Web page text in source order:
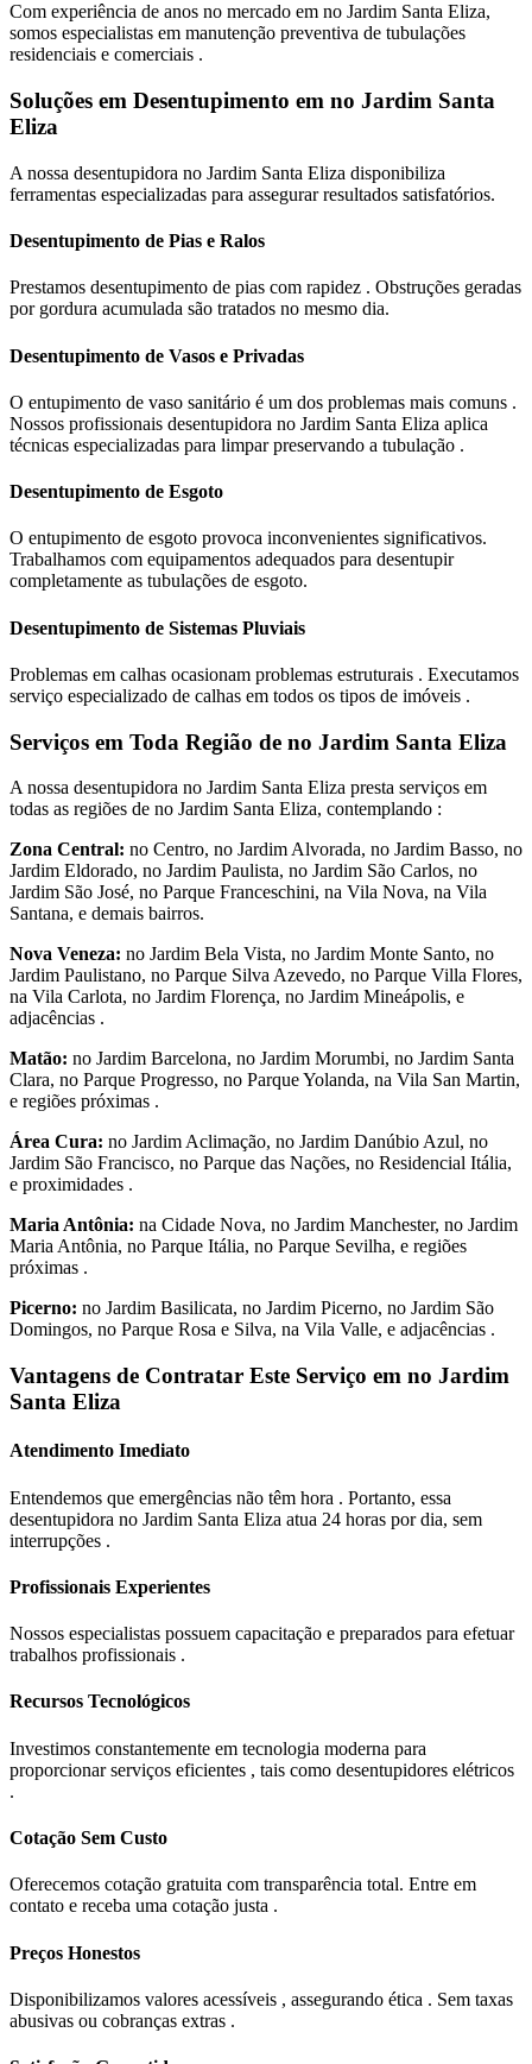
Com experiência de anos no mercado em no Jardim Santa Eliza,
somos especialistas em manutenção preventiva de tubulações
residenciais e comerciais .
Soluções em Desentupimento em no Jardim Santa
Eliza
A nossa desentupidora no Jardim Santa Eliza disponibiliza
ferramentas especializadas para assegurar resultados satisfatórios.
Desentupimento de Pias e Ralos
Prestamos desentupimento de pias com rapidez . Obstruções geradas
por gordura acumulada são tratados no mesmo dia.
Desentupimento de Vasos e Privadas
O entupimento de vaso sanitário é um dos problemas mais comuns .
Nossos profissionais desentupidora no Jardim Santa Eliza aplica
técnicas especializadas para limpar preservando a tubulação .
Desentupimento de Esgoto
O entupimento de esgoto provoca inconvenientes significativos.
Trabalhamos com equipamentos adequados para desentupir
completamente as tubulações de esgoto.
Desentupimento de Sistemas Pluviais
Problemas em calhas ocasionam problemas estruturais . Executamos
serviço especializado de calhas em todos os tipos de imóveis .
Serviços em Toda Região de no Jardim Santa Eliza
A nossa desentupidora no Jardim Santa Eliza presta serviços em
todas as regiões de no Jardim Santa Eliza, contemplando :
Zona Central: no Centro, no Jardim Alvorada, no Jardim Basso, no
Jardim Eldorado, no Jardim Paulista, no Jardim São Carlos, no
Jardim São José, no Parque Franceschini, na Vila Nova, na Vila
Santana, e demais bairros.
Nova Veneza: no Jardim Bela Vista, no Jardim Monte Santo, no
Jardim Paulistano, no Parque Silva Azevedo, no Parque Villa Flores,
na Vila Carlota, no Jardim Florença, no Jardim Mineápolis, e
adjacências .
Matão: no Jardim Barcelona, no Jardim Morumbi, no Jardim Santa
Clara, no Parque Progresso, no Parque Yolanda, na Vila San Martin,
e regiões próximas .
Área Cura: no Jardim Aclimação, no Jardim Danúbio Azul, no
Jardim São Francisco, no Parque das Nações, no Residencial Itália,
e proximidades .
Maria Antônia: na Cidade Nova, no Jardim Manchester, no Jardim
Maria Antônia, no Parque Itália, no Parque Sevilha, e regiões
próximas .
Picerno: no Jardim Basilicata, no Jardim Picerno, no Jardim São
Domingos, no Parque Rosa e Silva, na Vila Valle, e adjacências .
Vantagens de Contratar Este Serviço em no Jardim
Santa Eliza
Atendimento Imediato
Entendemos que emergências não têm hora . Portanto, essa
desentupidora no Jardim Santa Eliza atua 24 horas por dia, sem
interrupções .
Profissionais Experientes
Nossos especialistas possuem capacitação e preparados para efetuar
trabalhos profissionais .
Recursos Tecnológicos
Investimos constantemente em tecnologia moderna para
proporcionar serviços eficientes , tais como desentupidores elétricos
.
Cotação Sem Custo
Oferecemos cotação gratuita com transparência total. Entre em
contato e receba uma cotação justa .
Preços Honestos
Disponibilizamos valores acessíveis , assegurando ética . Sem taxas
abusivas ou cobranças extras .